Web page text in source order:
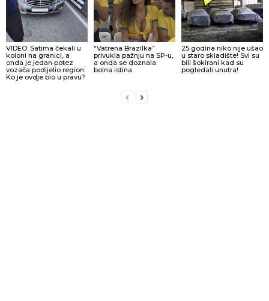
VIDEO: Satima čekali u
koloni na granici, a
onda je jedan potez
vozača podijelio region:
Ko je ovdje bio u pravu?
“Vatrena Brazilka”
privukla pažnju na SP-u,
a onda se doznala
bolna istina
25 godina niko nije ušao
u staro skladište! Svi su
bili šokirani kad su
pogledali unutra!